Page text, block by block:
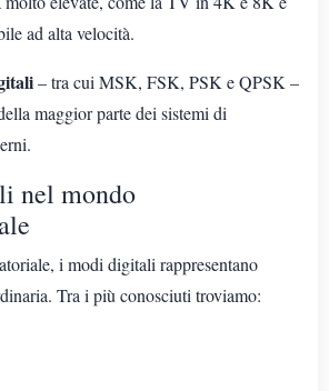
ad alta velocità.
– tra cui MSK, FSK, PSK e QPSK –
maggior parte dei sistemi di
nel mondo
i modi digitali rappresentano
Tra i più conosciuti troviamo: